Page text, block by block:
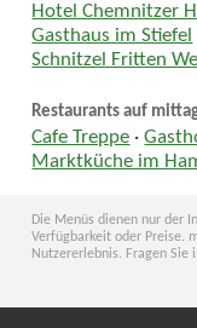
Hotel Chemnitzer
Gasthaus im Stiefel
Schnitzel Fritten
Restaurants auf
Cafe Treppe ·
Marktküche im
Die Menüs dienen nur der
Verfügbarkeit oder Preise.
Nutzererlebnis. Fragen